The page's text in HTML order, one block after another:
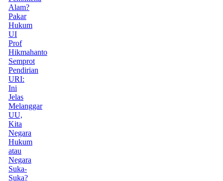
Alam?
Pakar
Hukum
UI
Prof
Hikmahanto
Semprot
Pendirian
URI:
Ini
Jelas
Melanggar
UU,
Kita
Negara
Hukum
atau
Negara
Suka-
Suka?